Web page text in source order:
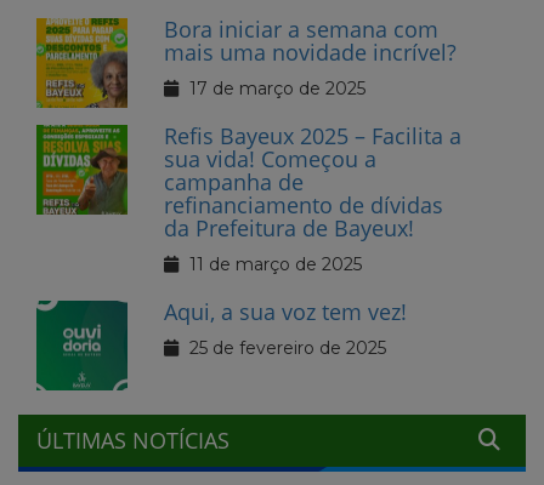
Bora iniciar a semana com
mais uma novidade incrível?
17 de março de 2025
Refis Bayeux 2025 – Facilita a
sua vida! Começou a
campanha de
refinanciamento de dívidas
da Prefeitura de Bayeux!
11 de março de 2025
Aqui, a sua voz tem vez!
25 de fevereiro de 2025
ÚLTIMAS NOTÍCIAS